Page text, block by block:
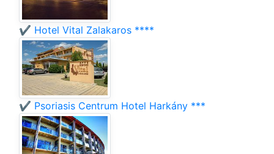
✔️ Hotel Vital Zalakaros ****
✔️ Psoriasis Centrum Hotel Harkány ***